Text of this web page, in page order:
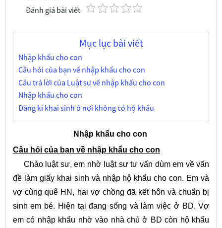
Đánh giá bài viết
Mục lục bài viết
Nhập khẩu cho con
Câu hỏi của bạn về nhập khẩu cho con
Câu trả lời của Luật sư về nhập khẩu cho con
Nhập khẩu cho con
Đăng kí khai sinh ở nơi không có hộ khẩu
Nhập khẩu cho con
Câu hỏi của bạn về nhập khẩu cho con
Chào luật sư, em nhờ luật sư tư vấn dùm em về vấn
đề làm giấy khai sinh và nhập hộ khẩu cho con. Em và
vợ cùng quê HN, hai vợ chồng đã kết hôn và chuẩn bị
sinh em bé. Hiện tại đang sống và làm việc ở BD. Vợ
em có nhập khẩu nhờ vào nhà chú ở BD còn hộ khẩu